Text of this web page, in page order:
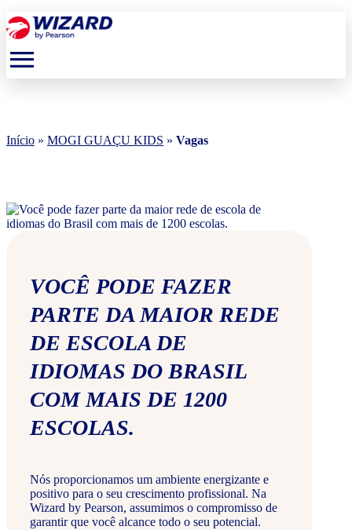
menu
Início » MOGI GUAÇU KIDS » Vagas
VOCÊ PODE FAZER
PARTE DA MAIOR REDE
DE ESCOLA DE
IDIOMAS DO BRASIL
COM MAIS DE 1200
ESCOLAS.
Nós proporcionamos um ambiente energizante e
positivo para o seu crescimento profissional. Na
Wizard by Pearson, assumimos o compromisso de
garantir que você alcance todo o seu potencial.